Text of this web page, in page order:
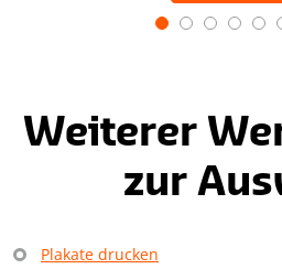
Weiterer
zur
Plakate drucken